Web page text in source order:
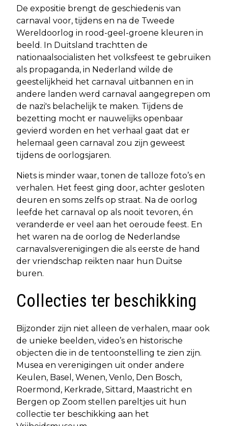
De expositie brengt de geschiedenis van
carnaval voor, tijdens en na de Tweede
Wereldoorlog in rood-geel-groene kleuren in
beeld. In Duitsland trachtten de
nationaalsocialisten het volksfeest te gebruiken
als propaganda, in Nederland wilde de
geestelijkheid het carnaval uitbannen en in
andere landen werd carnaval aangegrepen om
de nazi's belachelijk te maken. Tijdens de
bezetting mocht er nauwelijks openbaar
gevierd worden en het verhaal gaat dat er
helemaal geen carnaval zou zijn geweest
tijdens de oorlogsjaren.
Niets is minder waar, tonen de talloze foto’s en
verhalen. Het feest ging door, achter gesloten
deuren en soms zelfs op straat. Na de oorlog
leefde het carnaval op als nooit tevoren, én
veranderde er veel aan het oeroude feest. En
het waren na de oorlog de Nederlandse
carnavalsverenigingen die als eerste de hand
der vriendschap reikten naar hun Duitse
buren.
Collecties ter beschikking
Bijzonder zijn niet alleen de verhalen, maar ook
de unieke beelden, video’s en historische
objecten die in de tentoonstelling te zien zijn.
Musea en verenigingen uit onder andere
Keulen, Basel, Wenen, Venlo, Den Bosch,
Roermond, Kerkrade, Sittard, Maastricht en
Bergen op Zoom stellen pareltjes uit hun
collectie ter beschikking aan het